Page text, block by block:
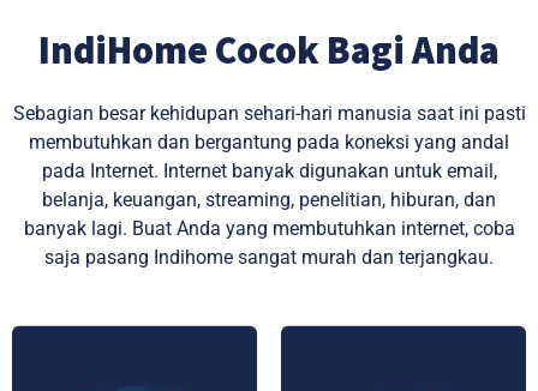
IndiHome Cocok Bagi Anda
Sebagian besar kehidupan sehari-hari manusia saat ini pasti
membutuhkan dan bergantung pada koneksi yang andal
pada Internet. Internet banyak digunakan untuk email,
belanja, keuangan, streaming, penelitian, hiburan, dan
banyak lagi. Buat Anda yang membutuhkan internet, coba
saja pasang Indihome sangat murah dan terjangkau.